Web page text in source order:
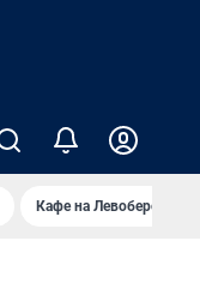
Кафе на Левобережье